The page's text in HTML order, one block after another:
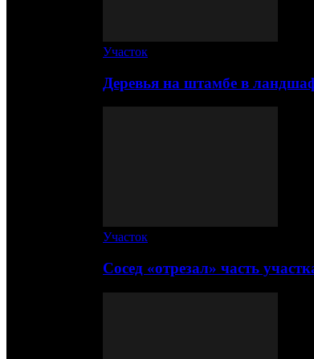
Участок
Деревья на штамбе в
Участок
Сосед «отрезал» часть